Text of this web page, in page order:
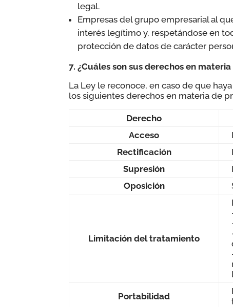
legal.
Empresas del grupo empresarial al
interés legítimo y, respetándose en
protección de datos de carácter
7. ¿Cuáles son sus derechos en
La Ley le reconoce, en caso de que
los siguientes derechos en materia de
Derecho
Acceso
Rectificación
Supresión
Oposición
Limitación del tratamiento
Portabilidad